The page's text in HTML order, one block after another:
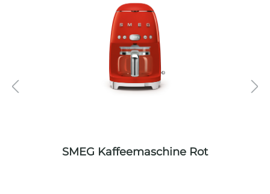
SMEG Kaffeemaschine Rot